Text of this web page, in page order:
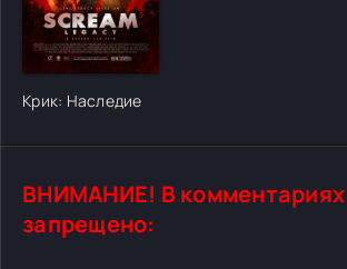
[/xfgiven_cvh_poster_urlcvh_poster_url]
Крик: Наследие
ВНИМАНИЕ! В комментариях
запрещено: